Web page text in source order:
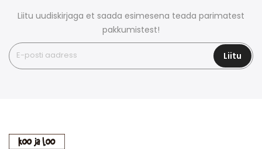
Liitu uudiskirjaga et saada esimesena teada parimatest
pakkumistest!
Liitu